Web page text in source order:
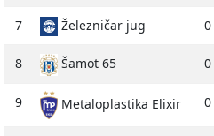
7 Železničar jug 0
8 Šamot 65 0
9 Metaloplastika Elixir 0